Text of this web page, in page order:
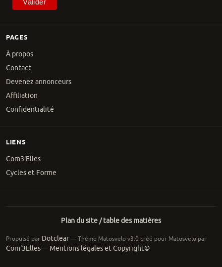
PAGES
À propos
Contact
Devenez annonceurs
Affiliation
Confidentialité
LIENS
Com3'Elles
Cycles et Forme
Plan du site / table des matières
Propulsé par Dotclear— Thème Matosvelo v3.0 créé pour Matosvelo par
Com'3Elles— Mentions légales et Copyright©